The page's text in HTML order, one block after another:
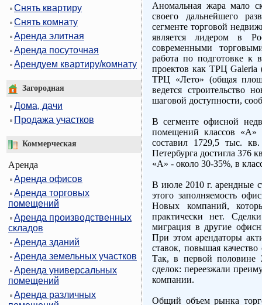
Снять квартиру
Снять комнату
Аренда элитная
Аренда посуточная
Арендуем квартиру/комнату
Загородная
Дома, дачи
Продажа участков
Коммерческая
Аренда
Аренда офисов
Аренда торговых
помещений
Аренда производственных
складов
Аренда зданий
Аренда земельных участков
Аренда универсальных
помещений
Аренда различных
Аномальная жара мало
своего дальнейшего
сегменте торговой
является лидером в
современными
работа по подготовке к
проектов как ТРЦ
ТРЦ «Лето» (общая
ведется строительство
шаговой доступности,
В сегменте офисной
помещений классов
составил 1729,5 тыс.
Петербурга достигла 376
«А» - около 30-35%, в
В июле 2010 г. арендные
этого заполняемость
Новых компаний,
практически нет.
миграция в другие
При этом арендаторы
ставок, повышая качество
Так, в первой половине
сделок: переезжали
компании.
Общий объем рынка